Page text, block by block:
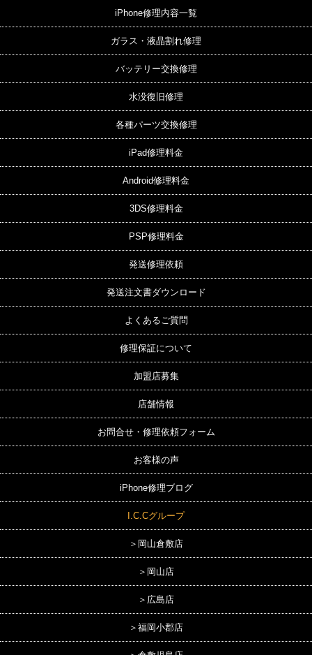
iPhone修理内容一覧
ガラス・液晶割れ修理
バッテリー交換修理
水没復旧修理
各種パーツ交換修理
iPad修理料金
Android修理料金
3DS修理料金
PSP修理料金
発送修理依頼
発送注文書ダウンロード
よくあるご質問
修理保証について
加盟店募集
店舗情報
お問合せ・修理依頼フォーム
お客様の声
iPhone修理ブログ
I.C.Cグループ
＞岡山倉敷店
＞岡山店
＞広島店
＞福岡小郡店